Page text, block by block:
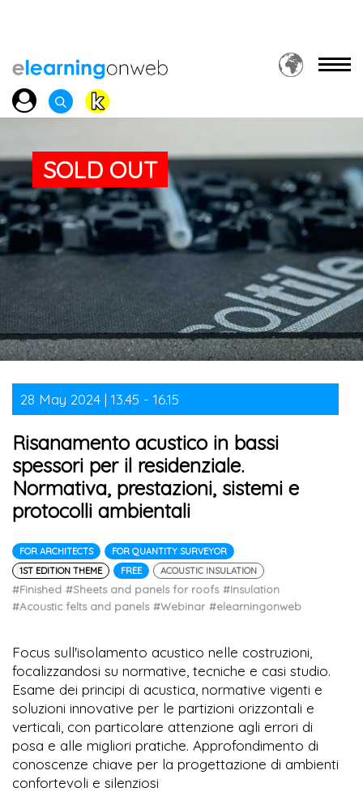
SOLD OUT
28 May 2024 | 13.45 - 16.15
Risanamento acustico in bassi
spessori per il residenziale.
Normativa, prestazioni, sistemi e
protocolli ambientali
FOR ARCHITECTS
FOR QUANTITY SURVEYOR
1ST EDITION THEME
FREE ACOUSTIC INSULATION
#Finished #Sheets and panels for roofs #Insulation
#Acoustic felts and panels #Webinar #elearningonweb
Focus sull'isolamento acustico nelle costruzioni,
focalizzandosi su normative, tecniche e casi studio.
Esame dei principi di acustica, normative vigenti e
soluzioni innovative per le partizioni orizzontali e
verticali, con particolare attenzione agli errori di
posa e alle migliori pratiche. Approfondimento di
conoscenze chiave per la progettazione di ambienti
confortevoli e silenziosi